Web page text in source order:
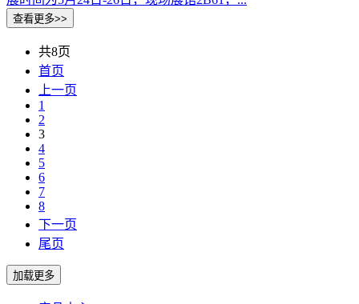
共8页
首页
上一页
1
2
3
4
5
6
7
8
下一页
尾页